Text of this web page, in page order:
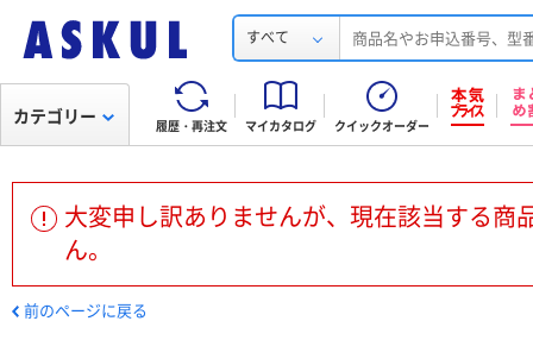
すべて
履歴・再注文 マイカタログ クイックオーダー
カテゴリー
大変申し訳ありませんが、現在該当する商
ん。
前のページに戻る